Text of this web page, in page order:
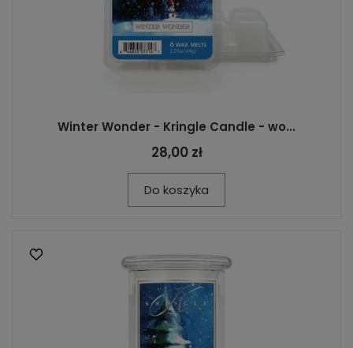
Winter Wonder - Kringle Candle - wo...
28,00 zł
Do koszyka